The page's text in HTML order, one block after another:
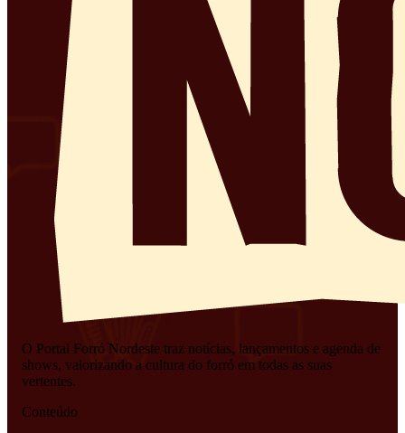
O Portal Forró Nordeste traz notícias, lançamentos e agenda de
shows, valorizando a cultura do forró em todas as suas
vertentes.
Conteúdo